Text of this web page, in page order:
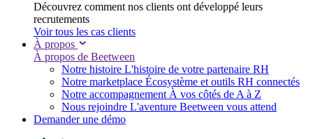
Découvrez comment nos clients ont développé leurs
recrutements
Voir tous les cas clients
À propos
À propos de Beetween
Notre histoire L'histoire de votre partenaire RH
Notre marketplace Écosystème et outils RH connectés
Notre accompagnement À vos côtés de A à Z
Nous rejoindre L'aventure Beetween vous attend
Demander une démo